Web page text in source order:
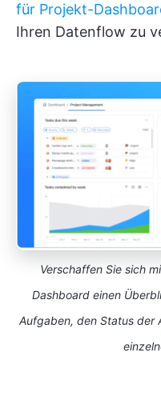
für Projekt-
Ihren Datenflow zu
Verschaffen Sie sich
Dashboard einen
Aufgaben, den Status der